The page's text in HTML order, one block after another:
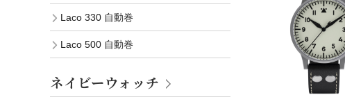
Laco 330 自動巻
Laco 500 自動巻
ネイビーウォッチ